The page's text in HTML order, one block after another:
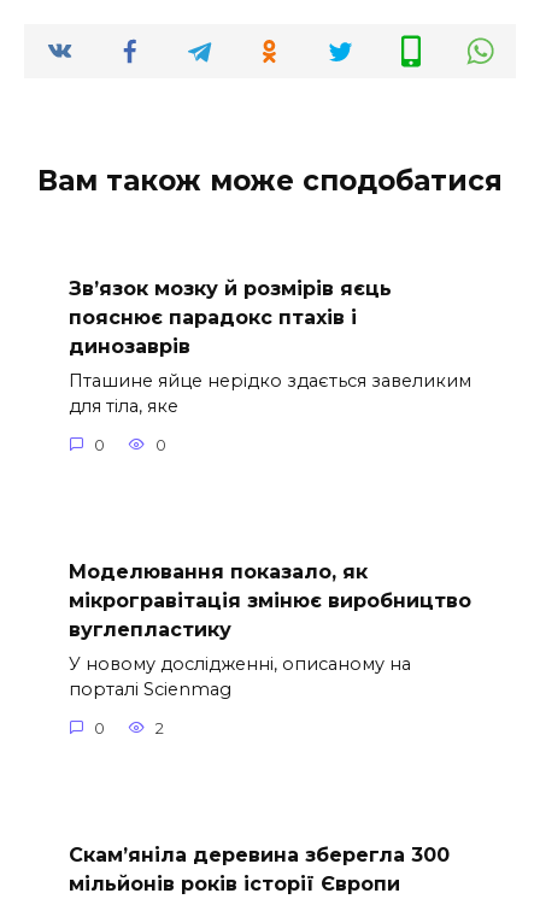
Вам також може сподобатися
Зв’язок мозку й розмірів яєць
пояснює парадокс птахів і
динозаврів
Пташине яйце нерідко здається завеликим
для тіла, яке
0 0
Моделювання показало, як
мікрогравітація змінює виробництво
вуглепластику
У новому дослідженні, описаному на
порталі Scienmag
0 2
Скам’яніла деревина зберегла 300
мільйонів років історії Європи